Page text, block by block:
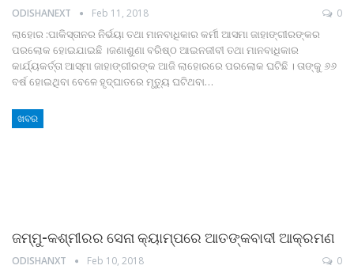
ODISHANEXT Feb 11, 2018 0
ଲାହୋର :ପାକିସ୍ତାନର ନିର୍ଭୟା ତଥା ମାନବାଧିକାର କର୍ମୀ ଆସମା ଜାହାଙ୍ଗୀରଙ୍କର
ପରଲୋକ ହୋଇଯାଇଛି ।ଜଣାଶୁଣା ବରିଷ୍ଠ ଆଇନଜୀବୀ ତଥା ମାନବାଧିକାର
କାର୍ଯ୍ୟକର୍ତ୍ତା ଆସ୍‌ମା ଜାହାଙ୍ଗୀରଙ୍କ ଆଜି ଲାହୋରରେ ପରଲୋକ ଘଟିଛି । ତାଙ୍କୁ ୬୬
ବର୍ଷ ହୋଇଥିବା ବେଳେ ହୃଦ୍‌‌ଘାତରେ ମୃତ୍ୟୁ ଘଟିଥବା…
ଖବର
ଜମ୍ମୁ-କଶ୍ମୀରର ସେନା କ୍ୟାମ୍ପରେ ଆତଙ୍କବାଦୀ ଆକ୍ରମଣ
ODISHANXT Feb 10, 2018 0